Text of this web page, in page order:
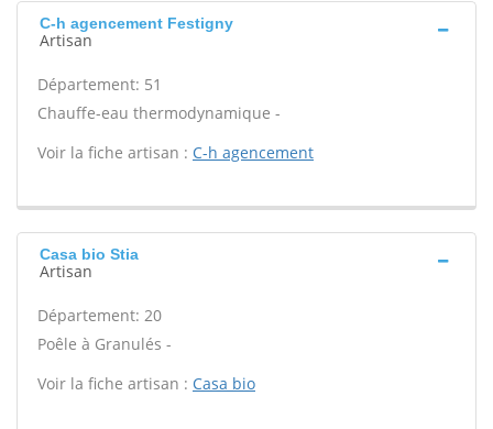
C-h agencement Festigny
Artisan
Département: 51
Chauffe-eau thermodynamique -
Voir la fiche artisan : C-h agencement
Casa bio Stia
Artisan
Département: 20
Poêle à Granulés -
Voir la fiche artisan : Casa bio